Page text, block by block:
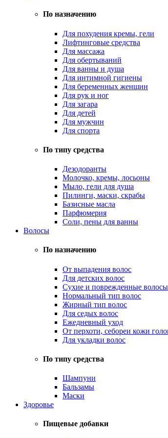
По назначению
Для похудения кремы, гели
Лифтинговые средства
Для массажа
Для обертываний
Для ванны и душа
Для интимной гигиены
Для беременных женщин
Для рук и ног
Для загара
Для детей
Для мужчин
Для спорта
По типу средства
Дезодоранты
Молочко, кремы, лосьоны
Мыло, гели для душа
Пилинги, маски, скрабы
Базисные масла
Парфюмерия
Соли, пены для ванны
Волосы
По назначению
От выпадения волос
Для детских волос
Сухие и поврежденные волосы
Нормальный тип волос
Жирный тип волос
Для седых волос
Ежедневный уход
От перхоти, себореи кожи
Для укладки волос
По типу средства
Шампуни
Бальзамы
Маски
Здоровье
Пищевые добавки